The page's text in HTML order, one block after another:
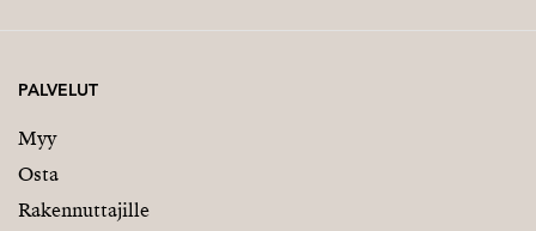
PALVELUT
Myy
Osta
Rakennuttajille